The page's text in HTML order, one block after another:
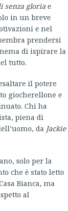
senza gloriae
in un breve
e nel
prendersi
di ispirare la
tutto.
il potere
giocherellone e
Chi ha
piena di
da Jackie
solo per la
che è stato letto
Bianca, ma
al